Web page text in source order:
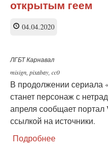
проверить
открытым геем
04.04.2020
ЛГБТ Карнавал
misign, pixabay, cc0
В продолжении сериала
станет персонаж с
апреля сообщает портал
ссылкой на источники.
Подробнее